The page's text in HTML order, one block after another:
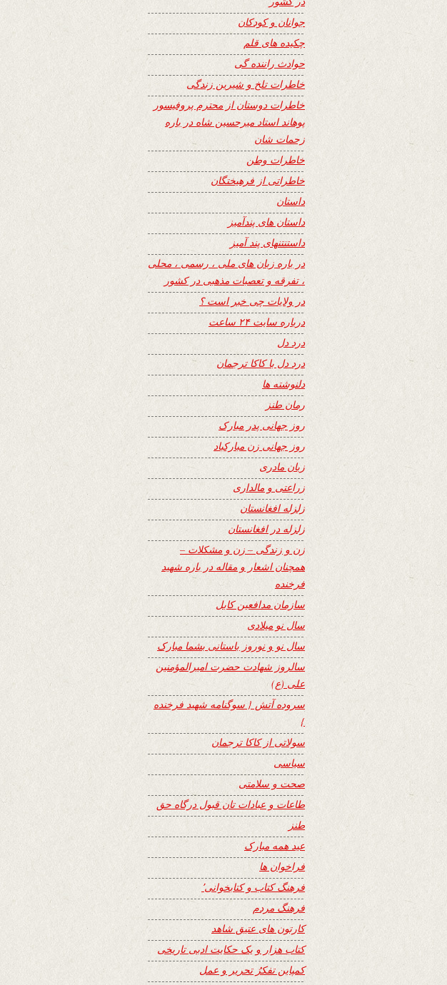
جوانان و کودکان
چکیده های قلم
حوادث راننده گی
خاطرات تلخ و شیرین زندگی
خاطرات دوستان از محترم پروفیسور
پوهاند استاد میرحسین شاه در باره
زحمات شان
خاطرات وطن
خاطراتی از فرهیختگان
داستان
داستان های پندآمیز
داستنتنهای پند آمیز
در باره زبان های ملی ، رسمی ، محلی
، تفرقه و تعصبات مذهبی در کشور
در ولایات چی خبر است ؟
درباره سایت ۲۴ ساعت
درد دل
درد دل با کاکا ترجمان
دلنوشته ها
رمان طنز
روز جهانی پدر مبارک
روز جهانی زن مبارکباد
زبان مادری
زراعتی و مالداری
زلزله افغانستان
زلزله در افغانستان
زن و زندگی – زن و مشکلات –
همچنان اشعار و مقاله در باره شهید
فرخنده
سازمان مدافعین کابل
سال نو میلادی
سال نو و نوروز باستانی بشما مبارک
سالروز شهادت حضرت امیرالمؤمنین
علی (ع)
سروده آتش { سوگنامه شهید فرخنده
}
سولاتی از کاکا ترجمان
سیاسی
صحت و سلامتی
طاعات و عبادات تان قبول درگاه حق
طنز
عید همه مبارک
فراخوان ها
فرهنگ کتاب و کتابخوانی٬
فرهنگ مردم
کارتون های عتیق شاهد
کتاب هزار و یک حکایت ادبی تاریخی
کمپاین تفکرُ تحریر و عمل